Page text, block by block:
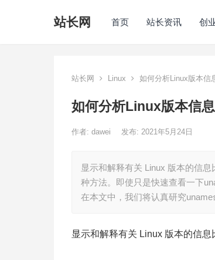
站长网 首页 站长资讯 创
站长网 Linux 如何分析Linux版本信
如何分析Linux版本信息
作者: dawei 发布: 2021年5月24日
显示和解释有关 Linux 版本的信
种方法。即使只是快速查看一下
在本文中，我们将认真研究uname
显示和解释有关 Linux 版本的信息